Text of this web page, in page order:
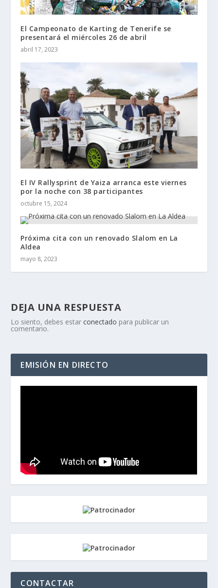
El Campeonato de Karting de Tenerife se
presentará el miércoles 26 de abril
abril 17, 2023
El IV Rallysprint de Yaiza arranca este viernes
por la noche con 38 participantes
octubre 15, 2024
Próxima cita con un renovado Slalom en La
Aldea
mayo 8, 2023
DEJA UNA RESPUESTA
Lo siento, debes estarconectado para publicar un
comentario.
EMISIÓN EN DIRECTO
CONTACTAR